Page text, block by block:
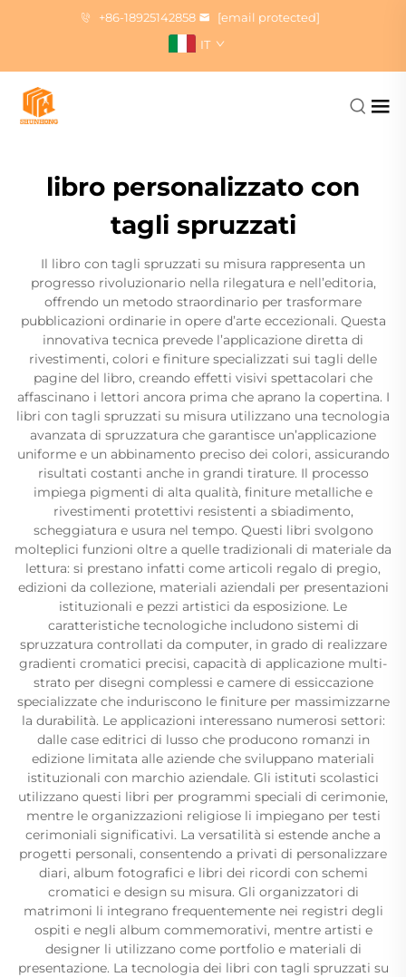
+86-18925142858
[email protected]
IT
libro personalizzato con
tagli spruzzati
Il libro con tagli spruzzati su misura rappresenta un
progresso rivoluzionario nella rilegatura e nell’editoria,
offrendo un metodo straordinario per trasformare
pubblicazioni ordinarie in opere d’arte eccezionali. Questa
innovativa tecnica prevede l’applicazione diretta di
rivestimenti, colori e finiture specializzati sui tagli delle
pagine del libro, creando effetti visivi spettacolari che
affascinano i lettori ancora prima che aprano la copertina. I
libri con tagli spruzzati su misura utilizzano una tecnologia
avanzata di spruzzatura che garantisce un’applicazione
uniforme e un abbinamento preciso dei colori, assicurando
risultati costanti anche in grandi tirature. Il processo
impiega pigmenti di alta qualità, finiture metalliche e
rivestimenti protettivi resistenti a sbiadimento,
scheggiatura e usura nel tempo. Questi libri svolgono
molteplici funzioni oltre a quelle tradizionali di materiale da
lettura: si prestano infatti come articoli regalo di pregio,
edizioni da collezione, materiali aziendali per presentazioni
istituzionali e pezzi artistici da esposizione. Le
caratteristiche tecnologiche includono sistemi di
spruzzatura controllati da computer, in grado di realizzare
gradienti cromatici precisi, capacità di applicazione multi-
strato per disegni complessi e camere di essiccazione
specializzate che induriscono le finiture per massimizzarne
la durabilità. Le applicazioni interessano numerosi settori:
dalle case editrici di lusso che producono romanzi in
edizione limitata alle aziende che sviluppano materiali
istituzionali con marchio aziendale. Gli istituti scolastici
utilizzano questi libri per programmi speciali di cerimonie,
mentre le organizzazioni religiose li impiegano per testi
cerimoniali significativi. La versatilità si estende anche a
progetti personali, consentendo a privati di personalizzare
diari, album fotografici e libri dei ricordi con schemi
cromatici e design su misura. Gli organizzatori di
matrimoni li integrano frequentemente nei registri degli
ospiti e negli album commemorativi, mentre artisti e
designer li utilizzano come portfolio e materiali di
presentazione. La tecnologia dei libri con tagli spruzzati su